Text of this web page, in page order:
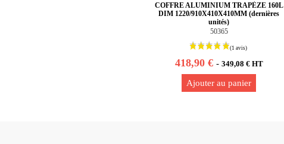
COFFRE ALUMINIUM TRAPÈZE 160L
DIM 1220/910X410X410MM (dernières
unités)
50365
418,90 € - 349,08 € HT
Ajouter au panier